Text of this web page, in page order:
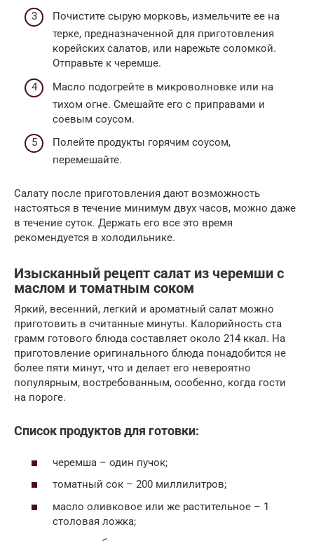
Почистите сырую морковь, измельчите ее на
терке, предназначенной для приготовления
корейских салатов, или нарежьте соломкой.
Отправьте к черемше.
Масло подогрейте в микроволновке или на
тихом огне. Смешайте его с приправами и
соевым соусом.
Полейте продукты горячим соусом,
перемешайте.
Салату после приготовления дают возможность
настояться в течение минимум двух часов, можно даже
в течение суток. Держать его все это время
рекомендуется в холодильнике.
Изысканный рецепт салат из черемши с
маслом и томатным соком
Яркий, весенний, легкий и ароматный салат можно
приготовить в считанные минуты. Калорийность ста
грамм готового блюда составляет около 214 ккал. На
приготовление оригинального блюда понадобится не
более пяти минут, что и делает его невероятно
популярным, востребованным, особенно, когда гости
на пороге.
Список продуктов для готовки:
черемша – один пучок;
томатный сок – 200 миллилитров;
масло оливковое или же растительное – 1
столовая ложка;